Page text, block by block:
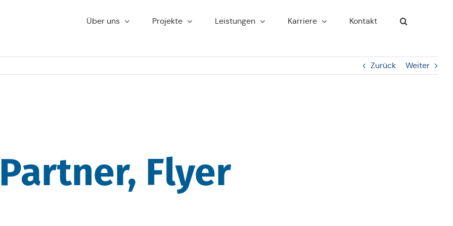
Über uns Pro­jek­te Leis­tun­gen Kar­rie­re Kontakt
Zurück Weiter
Flyer